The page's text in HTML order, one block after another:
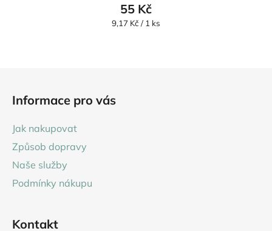
produktu
je
55 Kč
Měrná
9,17 Kč / 1 ks
Informace pro vás
Jak nakupovat
Způsob dopravy
Naše služby
Podmínky nákupu
Kontakt